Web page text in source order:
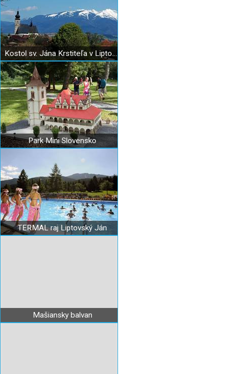
Kostol sv. Jána Krstiteľa v Liptovskom Jáne
Park Mini Slovensko
TERMAL raj Liptovský Ján
Mašiansky balvan